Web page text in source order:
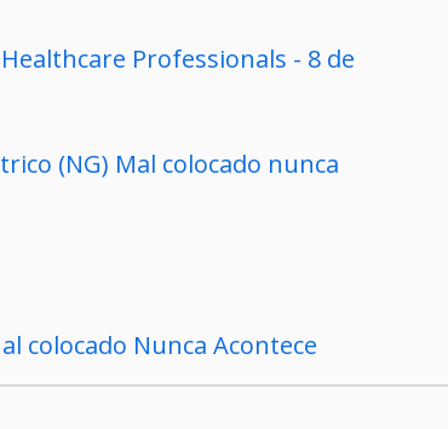
Professionals - 8 de
(NG) Mal colocado nunca
colocado Nunca Acontece